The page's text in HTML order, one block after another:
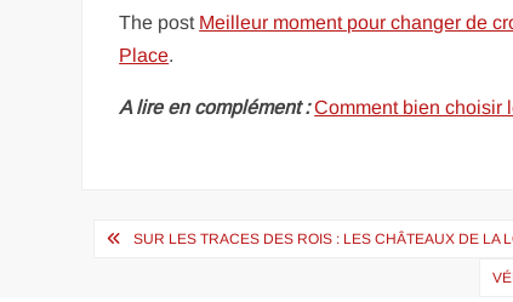
The post Meilleur moment pour changer de
Place.
A lire en complément : Comment bien choisir
Navigation
SUR LES TRACES DES ROIS : LES CHÂTEAUX DE LA